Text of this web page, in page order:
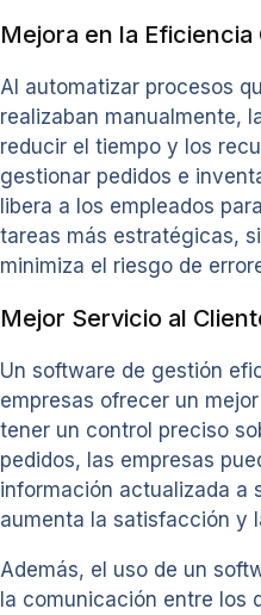
Mejora en la Eficiencia
Al automatizar procesos
realizaban manualmente,
reducir el tiempo y los
gestionar pedidos e
libera a los empleados
tareas más estratégicas,
minimiza el riesgo de
Mejor Servicio al
Un software de gestión
empresas ofrecer un
tener un control preciso
pedidos, las empresas
información actualizada a
aumenta la satisfacción y
Además, el uso de un
la comunicación entre los